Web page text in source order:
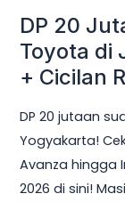
DP 20
Toyota di
+ Cicilan
DP 20 jutaan
Yogyakarta!
Avanza hingga
2026 di sini!
DP
20
Jutaan
Dapat
Mobil
Toyota
di